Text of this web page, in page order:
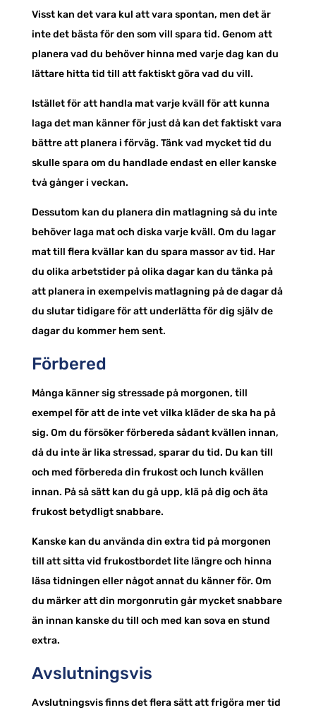
Visst kan det vara kul att vara spontan, men det är
inte det bästa för den som vill spara tid. Genom att
planera vad du behöver hinna med varje dag kan du
lättare hitta tid till att faktiskt göra vad du vill.
Istället för att handla mat varje kväll för att kunna
laga det man känner för just då kan det faktiskt vara
bättre att planera i förväg. Tänk vad mycket tid du
skulle spara om du handlade endast en eller kanske
två gånger i veckan.
Dessutom kan du planera din matlagning så du inte
behöver laga mat och diska varje kväll. Om du lagar
mat till flera kvällar kan du spara massor av tid. Har
du olika arbetstider på olika dagar kan du tänka på
att planera in exempelvis matlagning på de dagar då
du slutar tidigare för att underlätta för dig själv de
dagar du kommer hem sent.
Förbered
Många känner sig stressade på morgonen, till
exempel för att de inte vet vilka kläder de ska ha på
sig. Om du försöker förbereda sådant kvällen innan,
då du inte är lika stressad, sparar du tid. Du kan till
och med förbereda din frukost och lunch kvällen
innan. På så sätt kan du gå upp, klä på dig och äta
frukost betydligt snabbare.
Kanske kan du använda din extra tid på morgonen
till att sitta vid frukostbordet lite längre och hinna
läsa tidningen eller något annat du känner för. Om
du märker att din morgonrutin går mycket snabbare
än innan kanske du till och med kan sova en stund
extra.
Avslutningsvis
Avslutningsvis finns det flera sätt att frigöra mer tid